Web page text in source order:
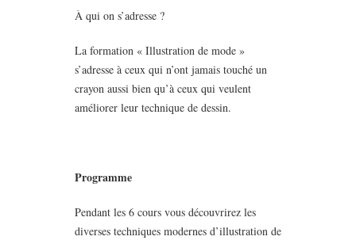
À qui on s’adresse ?
La formation « Illustration de mode »
s’adresse à ceux qui n’ont jamais touché un
crayon aussi bien qu’à ceux qui veulent
améliorer leur technique de dessin.
Programme
Pendant les 6 cours vous découvrirez les
diverses techniques modernes d’illustration de